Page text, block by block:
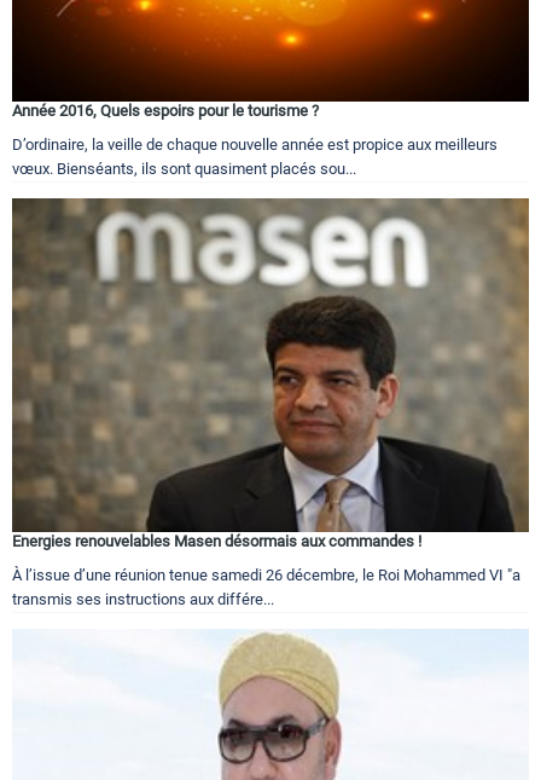
Année 2016, Quels espoirs pour le tourisme ?
D’ordinaire, la veille de chaque nouvelle année est propice aux meilleurs
vœux. Bienséants, ils sont quasiment placés sou...
Energies renouvelables Masen désormais aux commandes !
À l’issue d’une réunion tenue samedi 26 décembre, le Roi Mohammed VI "a
transmis ses instructions aux différe...